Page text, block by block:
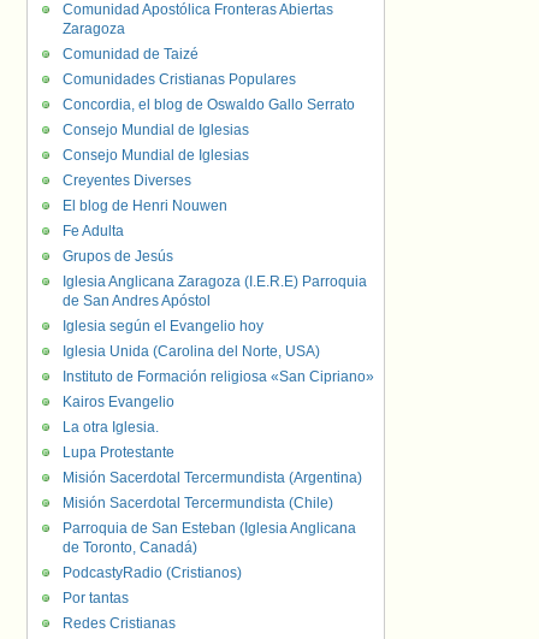
Comunidad Apostólica Fronteras Abiertas
Zaragoza
Comunidad de Taizé
Comunidades Cristianas Populares
Concordia, el blog de Oswaldo Gallo Serrato
Consejo Mundial de Iglesias
Consejo Mundial de Iglesias
Creyentes Diverses
El blog de Henri Nouwen
Fe Adulta
Grupos de Jesús
Iglesia Anglicana Zaragoza (I.E.R.E) Parroquia
de San Andres Apóstol
Iglesia según el Evangelio hoy
Iglesia Unida (Carolina del Norte, USA)
Instituto de Formación religiosa «San Cipriano»
Kairos Evangelio
La otra Iglesia.
Lupa Protestante
Misión Sacerdotal Tercermundista (Argentina)
Misión Sacerdotal Tercermundista (Chile)
Parroquia de San Esteban (Iglesia Anglicana
de Toronto, Canadá)
PodcastyRadio (Cristianos)
Por tantas
Redes Cristianas